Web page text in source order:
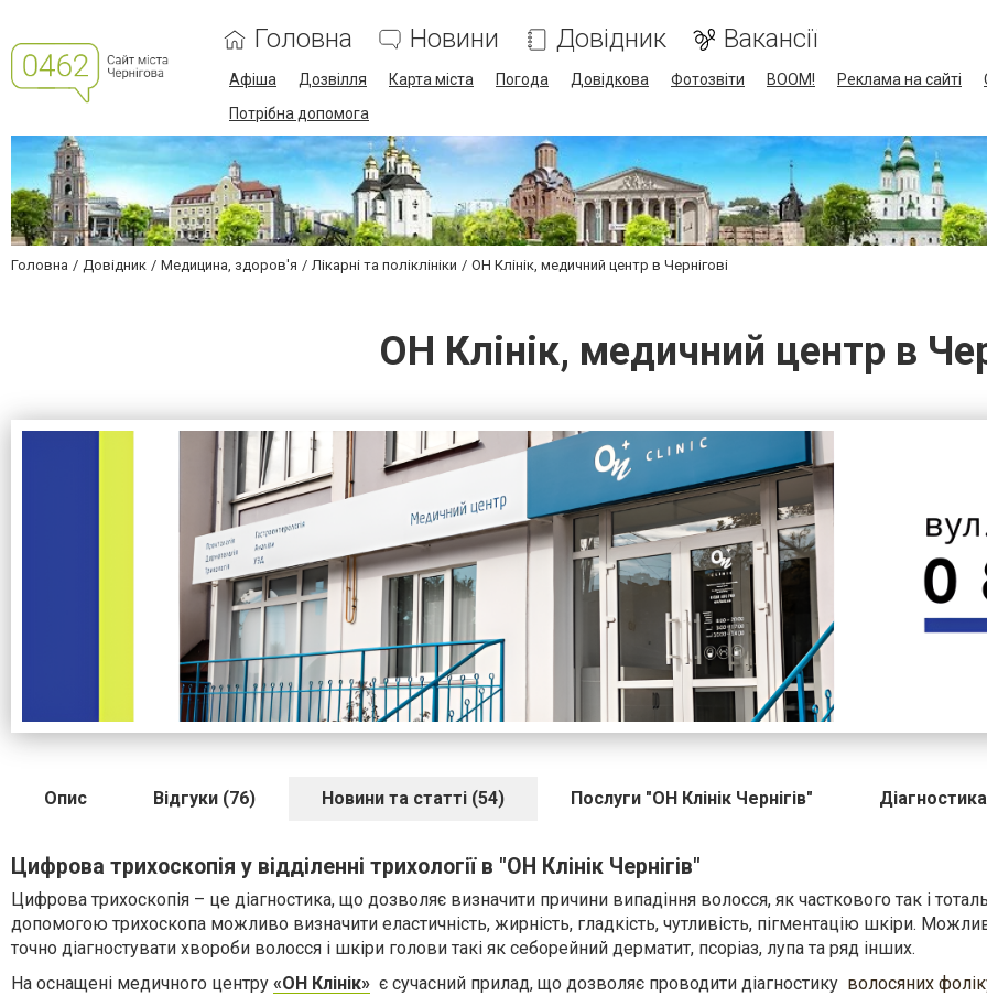
Головна Новини Довідник Вакансії
Афіша Дозвілля Карта міста Погода Довідкова Фотозвіти BOOM! Реклама на сайті
Потрібна допомога
Головна Довідник Медицина, здоров'я Лікарні та поліклініки ОН Клінік, медичний центр в Чернігові
ОН Клінік, медичний центр в
Опис Відгуки (76) Новини та статті (54) Послуги "ОН Клінік Чернігів" Діагностика
Цифрова трихоскопія у відділенні трихології в "ОН Клінік Чернігів"
Цифрова трихоскопія – це діагностика, що дозволяє визначити причини випадіння волосся, як часткового так і
допомогою трихоскопа можливо визначити еластичність, жирність, гладкість, чутливість, пігментацію шкіри.
точно діагностувати хвороби волосся і шкіри голови такі як себорейний дерматит, псоріаз, лупа та ряд інших.
На оснащені медичного центру «ОН Клінік» є сучасний прилад, що дозволяє проводити діагностику волосяних